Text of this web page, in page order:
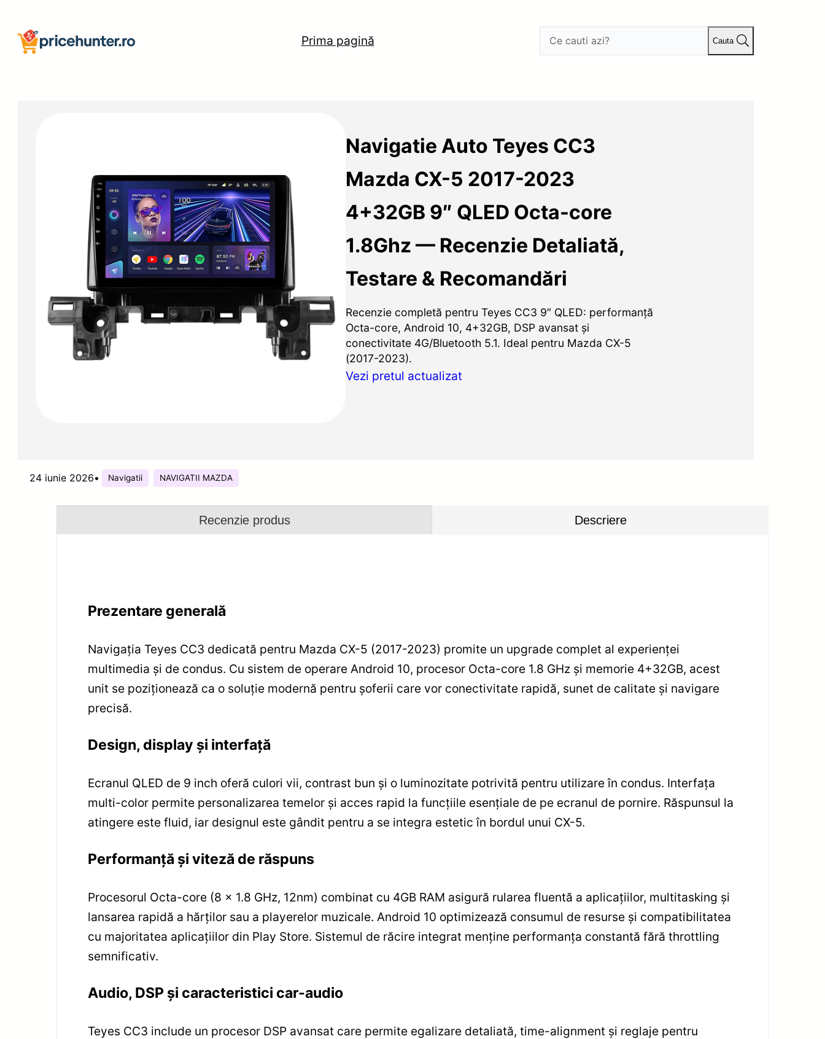
conținut
Prima pagină Cauta
Navigatie Auto Teyes CC3
Mazda CX-5 2017-2023
4+32GB 9″ QLED Octa-core
1.8Ghz — Recenzie Detaliată,
Testare & Recomandări
Recenzie completă pentru Teyes CC3 9″ QLED: performanță
Octa-core, Android 10, 4+32GB, DSP avansat și
conectivitate 4G/Bluetooth 5.1. Ideal pentru Mazda CX-5
(2017-2023).
Vezi pretul actualizat
24 iunie 2026• Navigatii NAVIGATII MAZDA
Recenzie produs Descriere
Prezentare generală
Navigația Teyes CC3 dedicată pentru Mazda CX-5 (2017-2023) promite un upgrade complet al experienței
multimedia și de condus. Cu sistem de operare Android 10, procesor Octa-core 1.8 GHz și memorie 4+32GB, acest
unit se poziționează ca o soluție modernă pentru șoferii care vor conectivitate rapidă, sunet de calitate și navigare
precisă.
Design, display și interfață
Ecranul QLED de 9 inch oferă culori vii, contrast bun și o luminozitate potrivită pentru utilizare în condus. Interfața
multi-color permite personalizarea temelor și acces rapid la funcțiile esențiale de pe ecranul de pornire. Răspunsul la
atingere este fluid, iar designul este gândit pentru a se integra estetic în bordul unui CX-5.
Performanță și viteză de răspuns
Procesorul Octa-core (8 x 1.8 GHz, 12nm) combinat cu 4GB RAM asigură rularea fluentă a aplicațiilor, multitasking și
lansarea rapidă a hărților sau a playerelor muzicale. Android 10 optimizează consumul de resurse și compatibilitatea
cu majoritatea aplicațiilor din Play Store. Sistemul de răcire integrat menține performanța constantă fără throttling
semnificativ.
Audio, DSP și caracteristici car-audio
Teyes CC3 include un procesor DSP avansat care permite egalizare detaliată, time-alignment și reglaje pentru